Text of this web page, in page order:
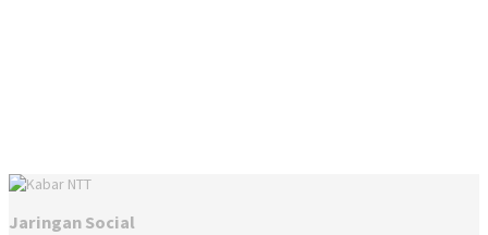
Jaringan Social